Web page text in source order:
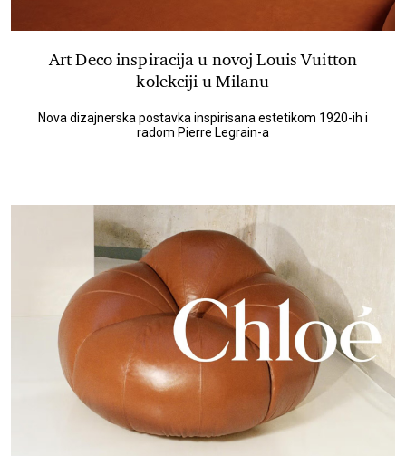
Art Deco inspiracija u novoj Louis Vuitton
kolekciji u Milanu
Nova dizajnerska postavka inspirisana estetikom 1920-ih i
radom Pierre Legrain-a